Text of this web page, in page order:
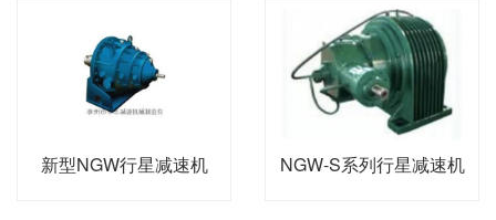
新型NGW行星减速机 NGW-S系列行星减速机